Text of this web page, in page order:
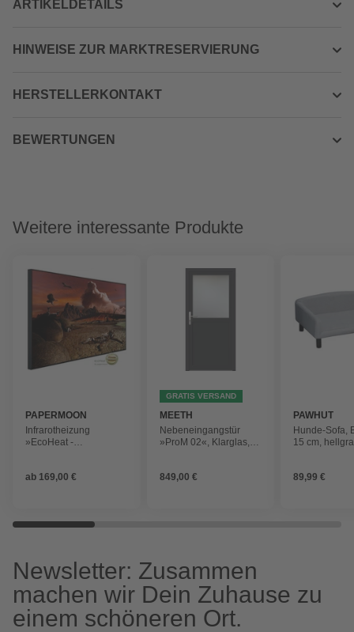
ARTIKELDETAILS
HINWEISE ZUR MARKTRESERVIERUNG
HERSTELLERKONTAKT
BEWERTUNGEN
Weitere interessante Produkte
PAPERMOON
Infrarotheizung
»EcoHeat -
Effekt
ab 169,00 €
GRATIS VERSAND
MEETH
Nebeneingangstür
»ProM 02«, Klarglas,
849,00 €
PAWHUT
Hunde-Sofa,
15 cm,
89,99 €
Newsletter: Zusammen
machen wir Dein Zuhause zu
einem schöneren Ort.